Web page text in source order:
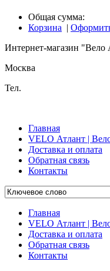
Общая сумма:
Корзина |
Интернет-магазин "Вело
Москва
Тел.
Главная
VELO Атлант |
Доставка и оплата
Обратная связь
Контакты
Главная
VELO Атлант |
Доставка и оплата
Обратная связь
Контакты